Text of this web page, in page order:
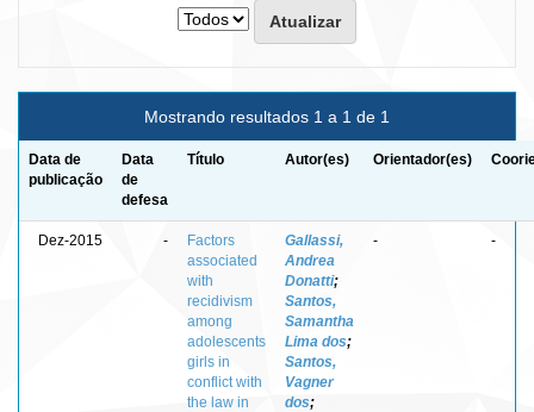
Mostrando resultados 1 a 1 de 1
Data de
publicação
Data
de
defesa
Título Autor(es) Orientador(es)
Dez-2015 -
Factors
associated
with
recidivism
among
adolescents
girls in
conflict with
the law in
Gallassi,
Andrea
Donatti;
Santos,
Samantha
Lima dos;
Santos,
Vagner
dos;
- -